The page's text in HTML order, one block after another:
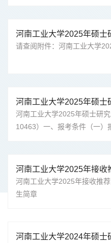
合国家和招生单位规定的体检
下列条件之一：（1）国家承
河南工业大学2025年硕士
请查阅附件：河南工业大学
河南工业大学2025年硕士
河南工业大学2025年硕士研
10463）一、报考条件（一）
合国家和招生单位规定的体检
下列条件之一：（1）国家承
高校、成人高校、普通高校举
河南工业大学2025年接收
博生）招生简章
河南工业大学2025年接收推
生简章
河南工业大学2024年硕士